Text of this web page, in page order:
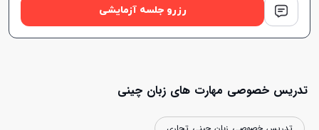
رزرو جلسه آزمایشی
تدریس خصوصی مهارت های زبان چینی